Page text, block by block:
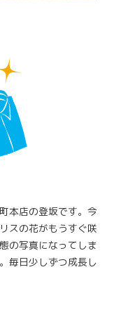
本店の登坂です。今
スの花がもうすぐ咲
の写真になってしま
毎日少しずつ成長し